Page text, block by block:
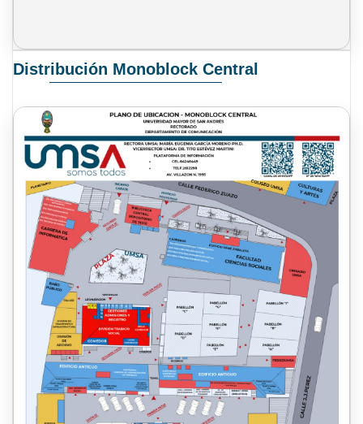
Distribución Monoblock Central